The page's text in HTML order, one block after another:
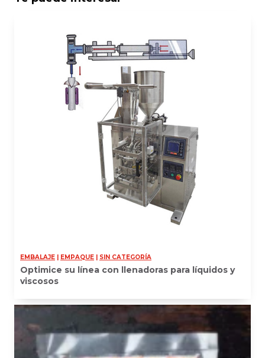
EMBALAJE | EMPAQUE | SIN CATEGORÍA
Optimice su línea con llenadoras para líquidos y
viscosos